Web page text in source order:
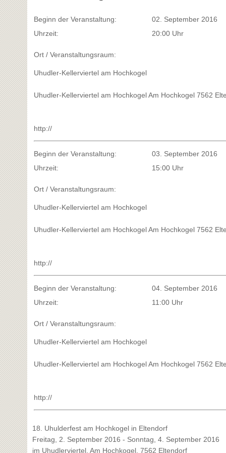
Beginn der Veranstaltung:
02. September 2016
Uhrzeit:
20:00 Uhr
Ort / Veranstaltungsraum:
Uhudler-Kellerviertel am Hochkogel
Uhudler-Kellerviertel am Hochkogel Am Hochkogel 7562
http://
Beginn der Veranstaltung:
03. September 2016
Uhrzeit:
15:00 Uhr
Ort / Veranstaltungsraum:
Uhudler-Kellerviertel am Hochkogel
Uhudler-Kellerviertel am Hochkogel Am Hochkogel 7562
http://
Beginn der Veranstaltung:
04. September 2016
Uhrzeit:
11:00 Uhr
Ort / Veranstaltungsraum:
Uhudler-Kellerviertel am Hochkogel
Uhudler-Kellerviertel am Hochkogel Am Hochkogel 7562
http://
18. Uhulderfest am Hochkogel in Eltendorf
Freitag, 2. September 2016 - Sonntag, 4. September 2016
im Uhudlerviertel, Am Hochkogel, 7562 Eltendorf